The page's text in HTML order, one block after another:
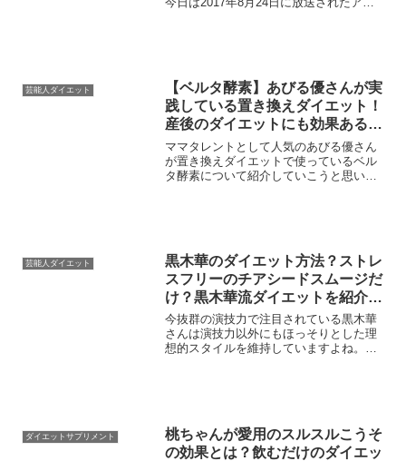
芸能人ダイエット
【ベルタ酵素】あびる優さんが実
践している置き換えダイエット！
産後のダイエットにも効果ある？
お腹周りが気になる人はベルタ酵
素で決まり！
ママタレントとして人気のあびる優さん
が置き換えダイエットで使っているベル
タ酵素について紹介していこうと思いま
芸能人ダイエット
黒木華のダイエット方法？ストレ
スフリーのチアシードスムージだ
け？黒木華流ダイエットを紹介し
ます！
今抜群の演技力で注目されている黒木華
さんは演技力以外にもほっそりとした理
想的スタイルを維持していますよね。そ
ダイエットサプリメント
桃ちゃんが愛用のスルスルこうそ
の効果とは？飲むだけのダイエッ